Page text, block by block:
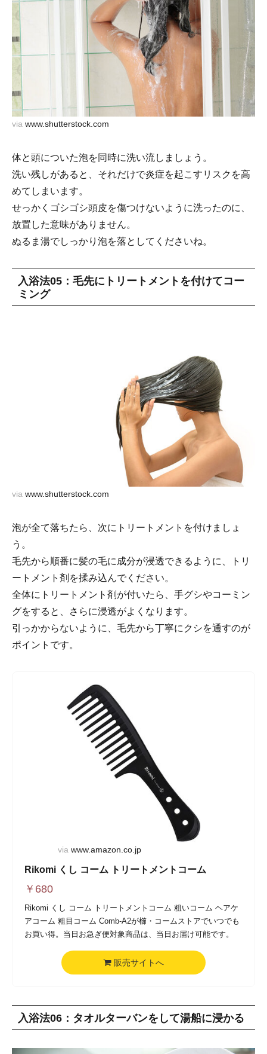
via www.shutterstock.com
体と頭についた泡を同時に洗い流しましょう。
洗い残しがあると、それだけで炎症を起こすリスクを高
めてしまいます。
せっかくゴシゴシ頭皮を傷つけないように洗ったのに、
放置した意味がありません。
ぬるま湯でしっかり泡を落としてくださいね。
入浴法05：毛先にトリートメントを付けてコー
ミング
via www.shutterstock.com
泡が全て落ちたら、次にトリートメントを付けましょ
う。
毛先から順番に髪の毛に成分が浸透できるように、トリ
ートメント剤を揉み込んでください。
全体にトリートメント剤が付いたら、手グシやコーミン
グをすると、さらに浸透がよくなります。
引っかからないように、毛先から丁寧にクシを通すのが
ポイントです。
via www.amazon.co.jp
Rikomi くし コーム トリートメントコーム
￥ 680
Rikomi くし コーム トリートメントコーム 粗いコーム ヘアケ
アコーム 粗目コーム Comb-A2が櫛・コームストアでいつでも
お買い得。当日お急ぎ便対象商品は、当日お届け可能です。
販売サイトへ
入浴法06：タオルターバンをして湯船に浸かる